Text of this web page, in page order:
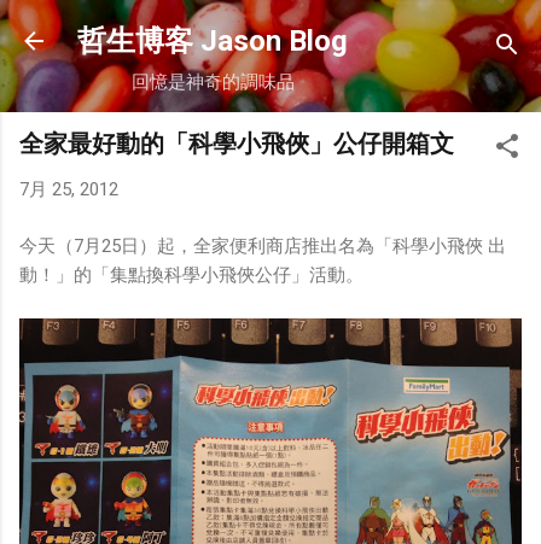
跳到主要內容
哲生博客 Jason Blog
回憶是神奇的調味品
全家最好動的「科學小飛俠」公仔開箱文
7月 25, 2012
今天（7月25日）起，全家便利商店推出名為「科學小飛俠 出
動！」的「集點換科學小飛俠公仔」活動。